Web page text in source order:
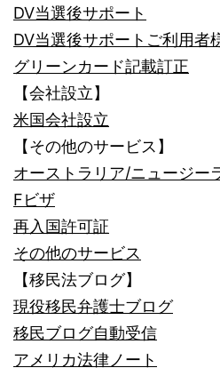
DV当選後サポート
DV当選後サポートご利用者
グリーンカード記載訂正
【会社設立】
米国会社設立
【その他のサービス】
オーストラリア/ニュージー
Fビザ
再入国許可証
その他のサービス
【移民法ブログ】
現役移民弁護士ブログ
移民ブログ自動受信
アメリカ法律ノート